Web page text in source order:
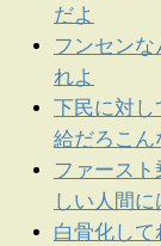
だよ
フンセン
れよ
下民に対
給だろこん
ファースト
しい人間
白骨化して